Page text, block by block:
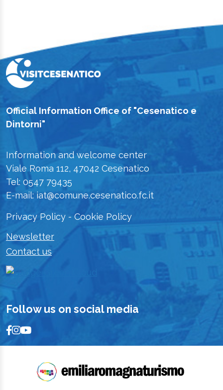
Official Information Office of "Cesenatico e
Dintorni"
Information and welcome center
Viale Roma 112, 47042 Cesenatico
Tel: 0547 79435
E-mail: iat@comune.cesenatico.fc.it
Privacy Policy - Cookie Policy
Newsletter
Contact us
Follow us on social media